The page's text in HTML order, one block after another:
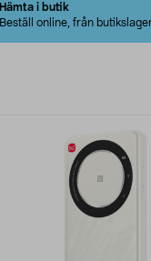
Hämta i butik
Beställ online, från